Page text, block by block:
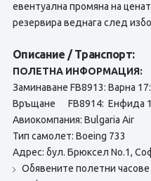
евентуална промяна на
резервира веднага след
Описание / Транспорт:
ПОЛЕТНА ИНФОРМАЦИЯ:
Заминаване FB8913: Варна
Връщане FB8914: Енфида
Авиокомпания: Bulgaria Air
Тип самолет: Boeing 733
Адрес: бул. Брюксел No.1,
Обявените полетни